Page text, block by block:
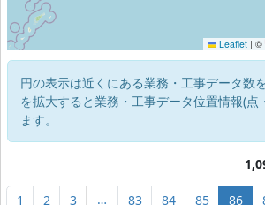
Leaflet | ©
円の表示は近くにある業務・工事データ数
を拡大すると業務・工事データ位置情報(点
ます。
1 2 3 … 83 84 85 86